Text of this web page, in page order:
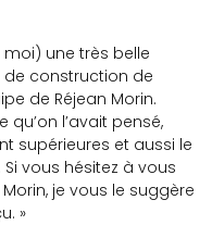
une très belle
construction de
de Réjean Morin.
l’avait pensé,
supérieures et aussi le
vous hésitez à vous
je vous le suggère
»